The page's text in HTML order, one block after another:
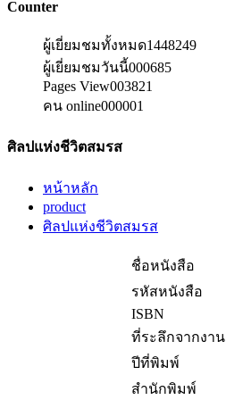
Counter
ผู้เยี่ยมชมทั้งหมด1448249
ผู้เยี่ยมชมวันนี้000685
Pages View003821
คน online000001
ศิลปแห่งชีวิตสมรส
หน้าหลัก
product
ศิลปแห่งชีวิตสมรส
ชื่อหนังสือ
รหัสหนังสือ
ISBN
ที่ระลึกจากงาน
ปีที่พิมพ์
สำนักพิมพ์